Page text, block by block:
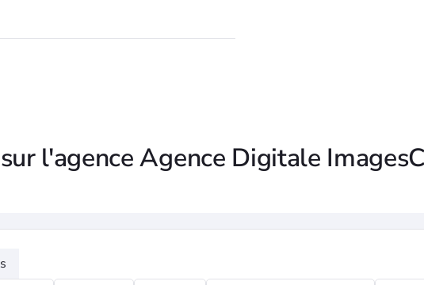
l'agence Agence Digitale